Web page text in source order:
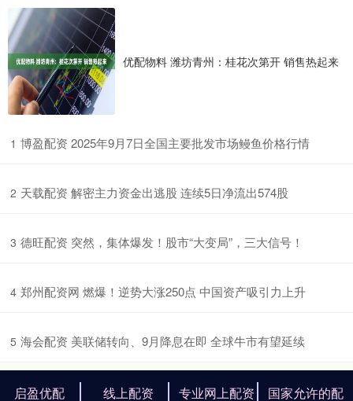
优配物料 潍坊青州：桂花次第开 销售热起来
1 ​博盈配资 2025年9月7日全国主要批发市场鳗鱼价格行情
2 ​天载配资 解密主力资金出逃股 连续5日净流出574股
3 ​德旺配资 突然，集体爆发！股市“大变局”，三大信号！
4 ​郑州配资网 燃爆！逆势大涨250点 中国资产吸引力上升
5 ​海会配资 美联储转向、9月降息在即 全球牛市有望延续
启盈优配 线上配资 专业网上配资 国家允许的配